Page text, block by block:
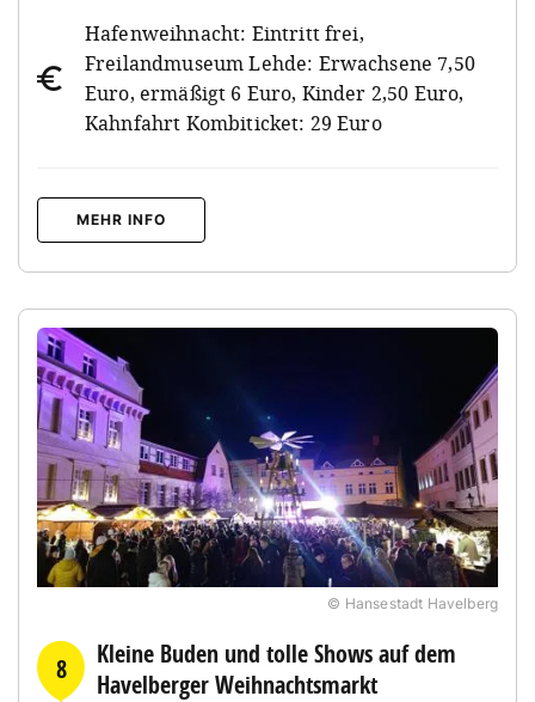
Hafenweihnacht: Eintritt frei,
Freilandmuseum Lehde: Erwachsene 7,50
Euro, ermäßigt 6 Euro, Kinder 2,50 Euro,
Kahnfahrt Kombiticket: 29 Euro
MEHR INFO
© Hansestadt Havelberg
8
Kleine Buden und tolle Shows auf dem
Havelberger Weihnachtsmarkt